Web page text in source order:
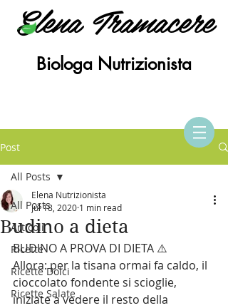
Elena Tramacere
Biologa Nutrizionista
Post
All Posts
Articoli
Ricette
Ricette Dolci
Ricette Salate
All Posts
Budino a dieta
Elena Nutrizionista
Jul 18, 2020 1 min read
BUDINO A PROVA DI DIETA ⚠️
Allora: per la tisana ormai fa caldo, il
cioccolato fondente si scioglie,
iniziate a vedere il resto della